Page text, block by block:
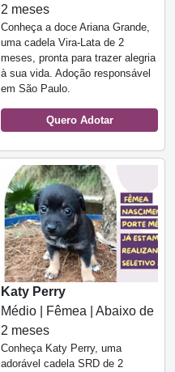
2 meses
Conheça a doce Ariana Grande,
uma cadela Vira-Lata de 2
meses, pronta para trazer alegria
à sua vida. Adoção responsável
em São Paulo.
Quero Adotar
Katy Perry
Médio | Fêmea | Abaixo de
2 meses
Conheça Katy Perry, uma
adorável cadela SRD de 2